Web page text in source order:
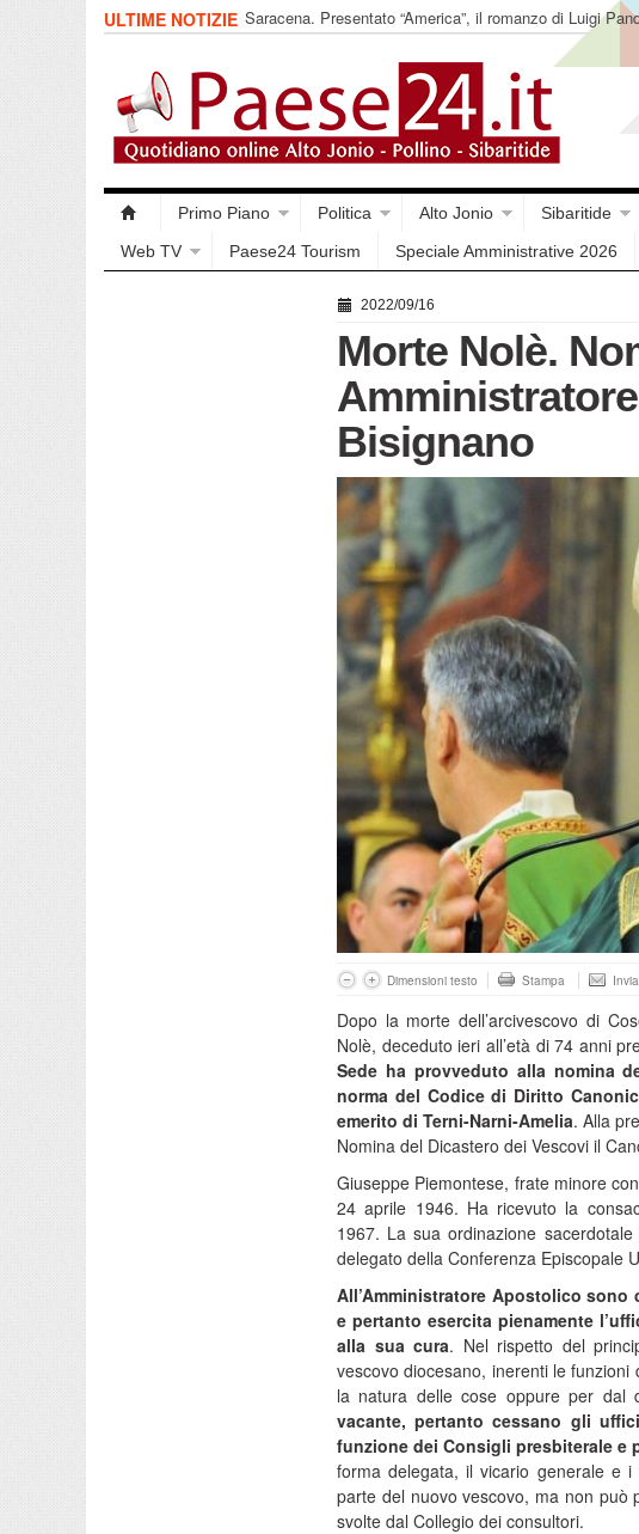
ULTIME NOTIZIE Saracena. Presentato “America”, il romanzo di Luigi
racconta l’emigrazione
Primo Piano Politica Alto Jonio Sibaritide
Web TV
Paese24 Tourism Speciale Amministrative 2026
2022/09/16
Morte Nolè.
Bisignano
Dimensioni testo Stampa
Dopo la morte dell’arcivescovo di
Nolè, deceduto ieri all’età di 74 anni
Sede ha provveduto alla nomina
norma del Codice di Diritto
emerito di Terni-Narni-Amelia. Alla
Nomina del Dicastero dei Vescovi il
Giuseppe Piemontese, frate minore
24 aprile 1946. Ha ricevuto la
1967. La sua ordinazione
delegato della Conferenza Episcopale
All’Amministratore Apostolico
e pertanto esercita pienamente
alla sua cura. Nel rispetto del
vescovo diocesano, inerenti le
la natura delle cose oppure per dal
vacante, pertanto cessano gli
funzione dei Consigli presbiterale e
forma delegata, il vicario generale e
parte del nuovo vescovo, ma non può
svolte dal Collegio dei consultori.